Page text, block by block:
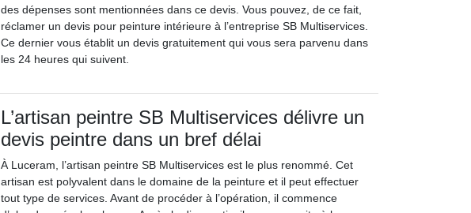
des dépenses sont mentionnées dans ce devis. Vous pouvez, de ce fait,
réclamer un devis pour peinture intérieure à l’entreprise SB Multiservices.
Ce dernier vous établit un devis gratuitement qui vous sera parvenu dans
les 24 heures qui suivent.
L’artisan peintre SB Multiservices délivre un
devis peintre dans un bref délai
À Luceram, l’artisan peintre SB Multiservices est le plus renommé. Cet
artisan est polyvalent dans le domaine de la peinture et il peut effectuer
tout type de services. Avant de procéder à l’opération, il commence